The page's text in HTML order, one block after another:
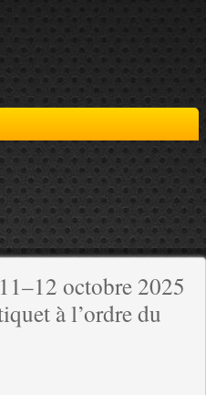
octobre 2025
à l’ordre du